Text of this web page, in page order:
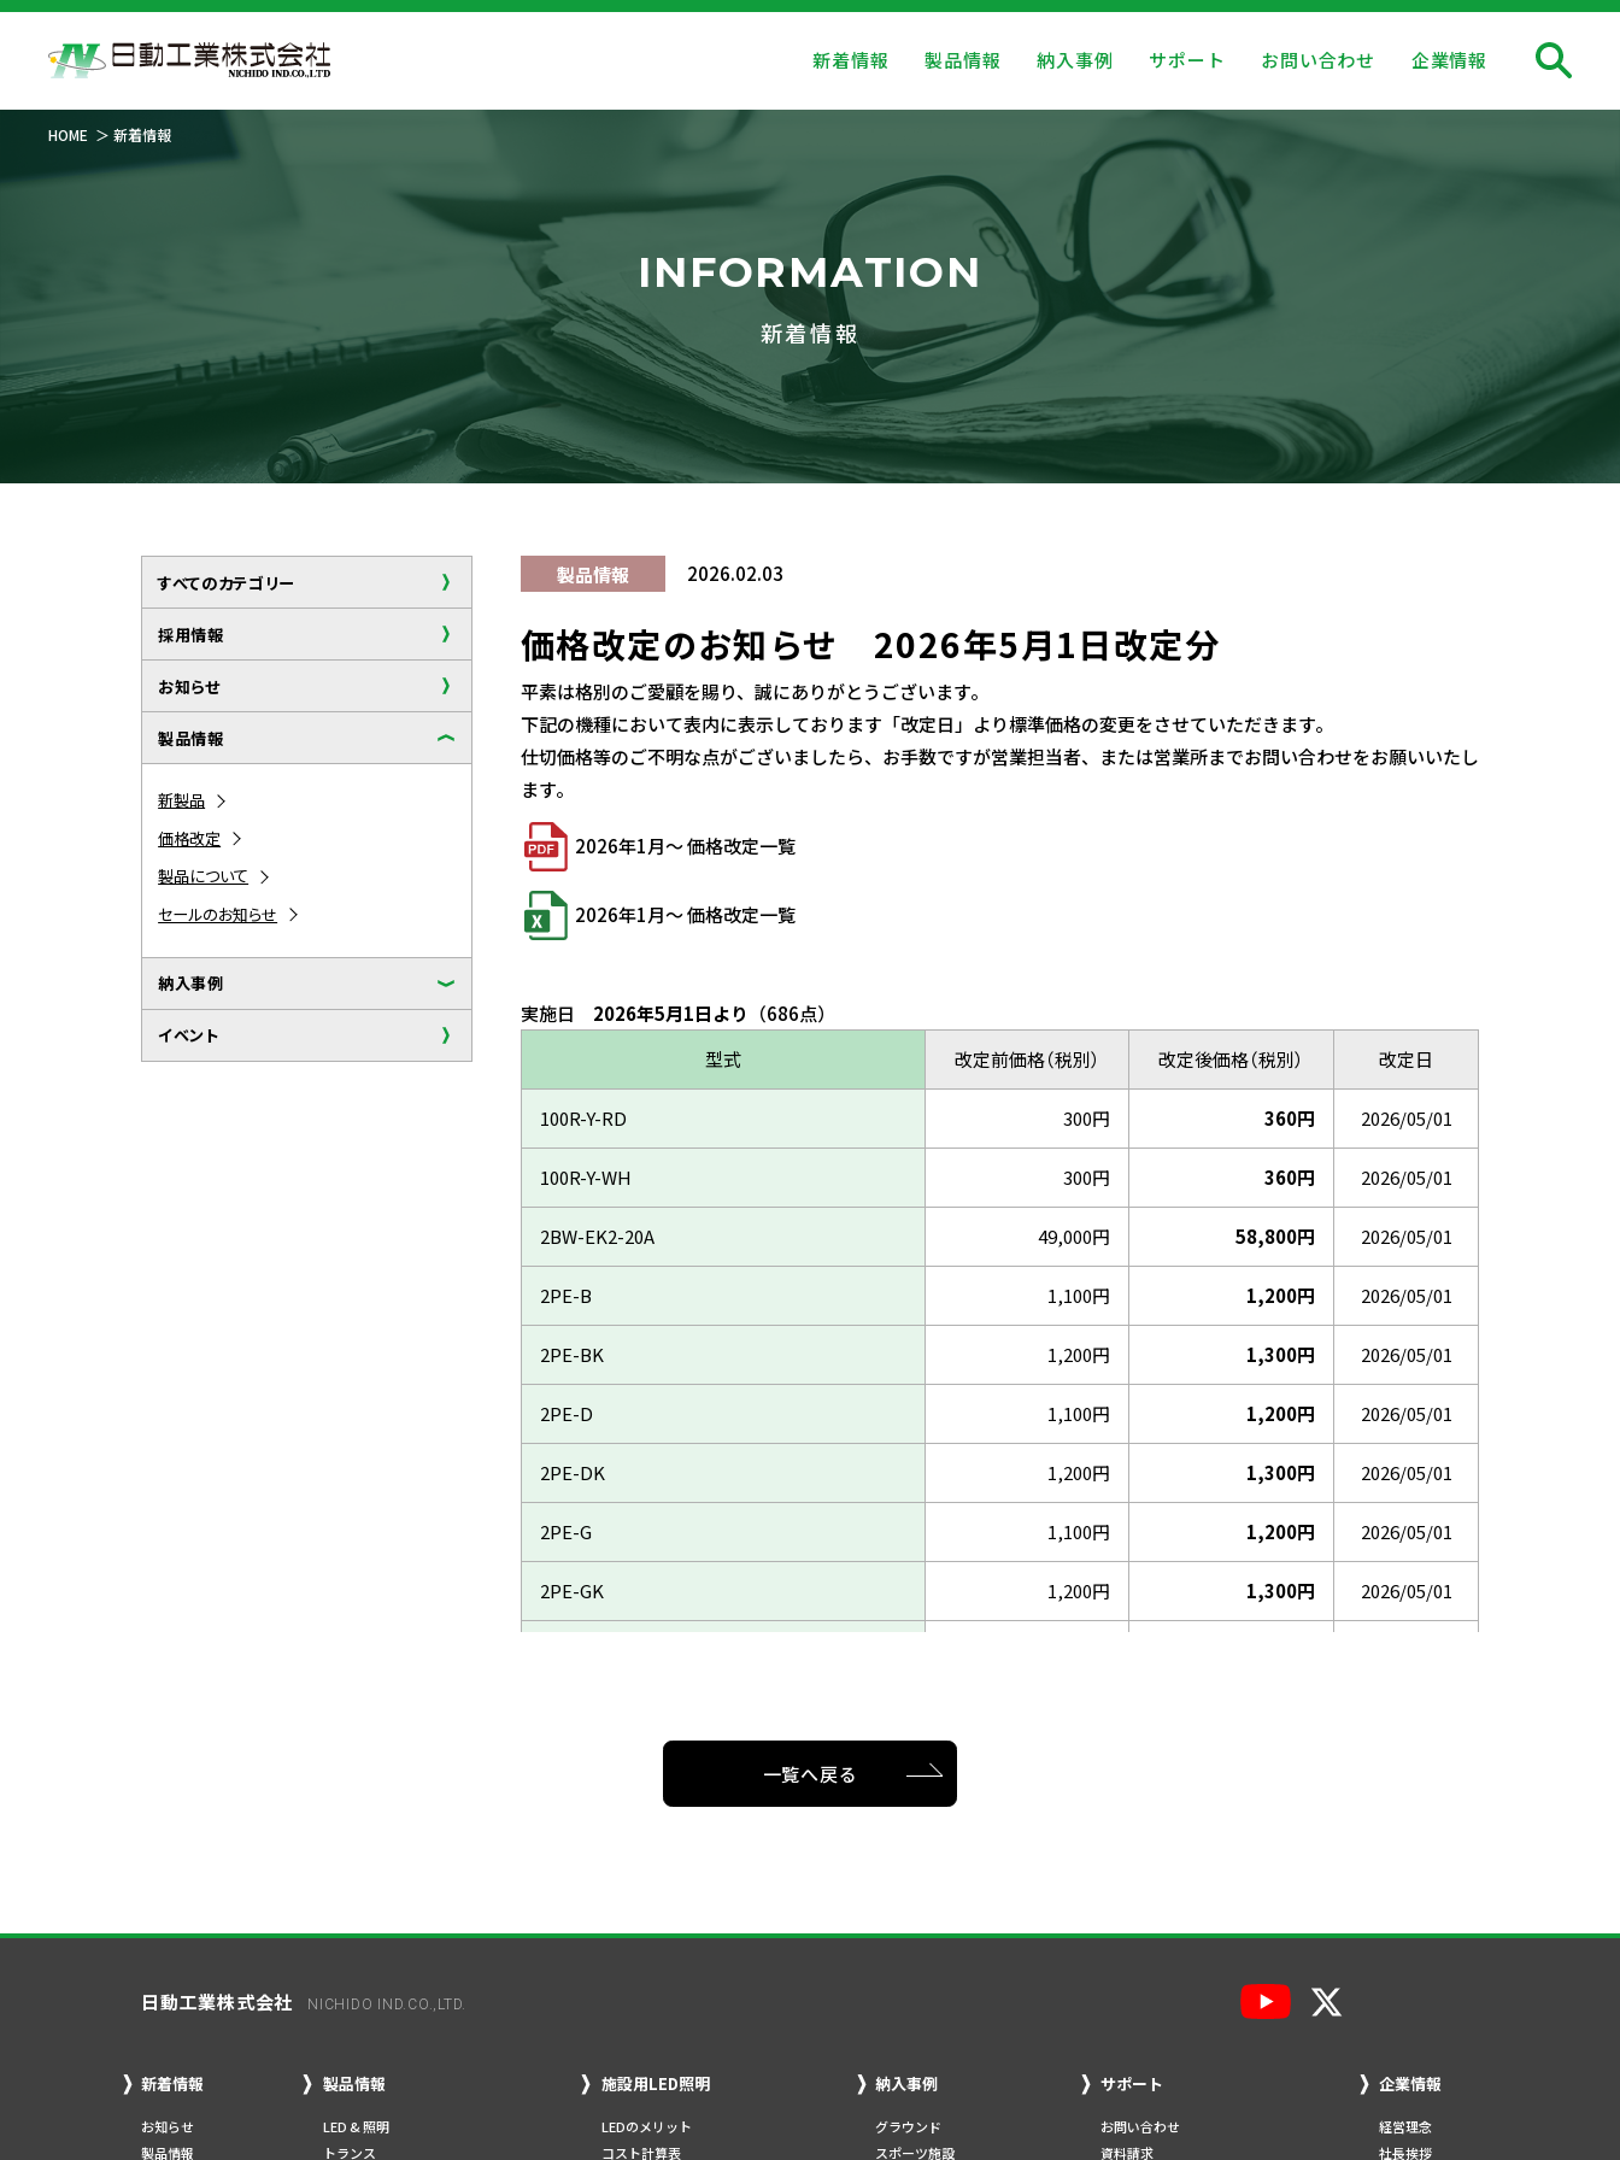
新着情報 製品情報 納入事例 サポート お問い合わせ 企業情報
HOME 新着情報
INFORMATION
新着情報
すべてのカテゴリー
採用情報
お知らせ
製品情報
新製品
価格改定
製品について
セールのお知らせ
納入事例
イベント
製品情報 2026.02.03
価格改定のお知らせ 2026年5月1日改定分
平素は格別のご愛顧を賜り、誠にありがとうございます。
下記の機種において表内に表示しております「改定日」より標準価格の変更をさせていただきます。
仕切価格等のご不明な点がございましたら、お手数ですが営業担当者、または営業所までお問い合わせをお願いいたし
ます。
2026年1月～ 価格改定一覧
2026年1月～ 価格改定一覧
実施日 2026年5月1日より
（686点）
型式
改定前価格（税別） 改定後価格（税別） 改定日
100R-Y-RD 300円 360円 2026/05/01
100R-Y-WH 300円 360円 2026/05/01
2BW-EK2-20A 49,000円 58,800円 2026/05/01
2PE-B 1,100円 1,200円 2026/05/01
2PE-BK 1,200円 1,300円 2026/05/01
2PE-D 1,100円 1,200円 2026/05/01
2PE-DK 1,200円 1,300円 2026/05/01
2PE-G 1,100円 1,200円 2026/05/01
2PE-GK 1,200円 1,300円 2026/05/01
2PO-W 450円 600円 2026/05/01
27,600円
4P20AW-5 17,000円 2026/05/01
一覧へ戻る
日動工業株式会社 NICHIDO IND.CO.,LTD.
新着情報
お知らせ
製品情報
製品情報
LED & 照明
トランス
施設用LED照明
LEDのメリット
コスト計算表
納入事例
グラウンド
スポーツ施設
サポート
お問い合わせ
資料請求
企業情報
経営理念
社長挨拶